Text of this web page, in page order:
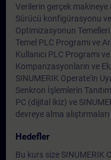
Verilerin gerçek makineye
Sürücü konfigürasyonu
Optimizasyonun Temelleri
Temel PLC Programı ve
Kullanıcı PLC Programı
Kompanzasyonların ve
SINUMERIK Operate'in
Senkron İşlemlerin
PC (dijital ikiz) ve
devreye alma alıştırmaları
Hedefler
Bu kurs size SINUMERIK